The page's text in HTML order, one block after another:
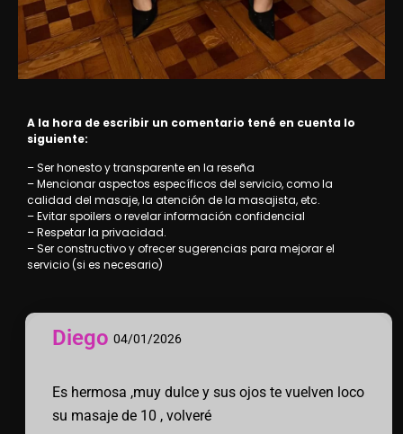
A la hora de escribir un comentario tené en cuenta lo
siguiente:
– Ser honesto y transparente en la reseña
– Mencionar aspectos específicos del servicio, como la
calidad del masaje, la atención de la masajista, etc.
– Evitar spoilers o revelar información confidencial
– Respetar la privacidad.
– Ser constructivo y ofrecer sugerencias para mejorar el
servicio (si es necesario)
Diego 04/01/2026
Es hermosa ,muy dulce y sus ojos te vuelven loco
su masaje de 10 , volveré